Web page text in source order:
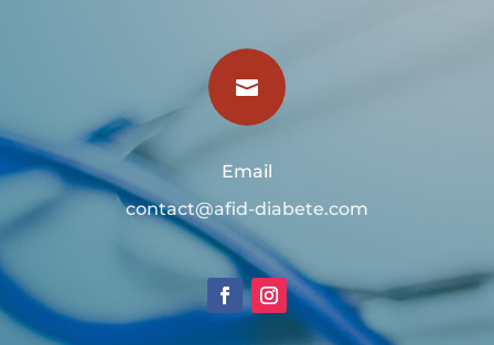

Email
contact@afid-diabete.com